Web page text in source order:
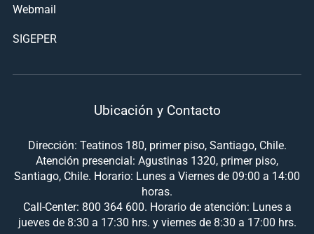
Webmail
SIGEPER
Ubicación y Contacto
Dirección: Teatinos 180, primer piso, Santiago, Chile.
Atención presencial: Agustinas 1320, primer piso,
Santiago, Chile. Horario: Lunes a Viernes de 09:00 a 14:00
horas.
Call-Center: 800 364 600. Horario de atención: Lunes a
jueves de 8:30 a 17:30 hrs. y viernes de 8:30 a 17:00 hrs.